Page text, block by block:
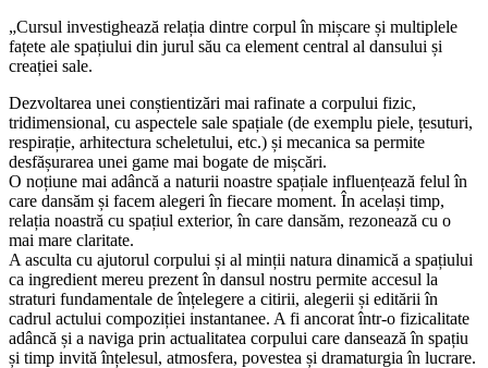
„Cursul investighează relația dintre corpul în mișcare și multiplele
fațete ale spațiului din jurul său ca element central al dansului și
creației sale.
Dezvoltarea unei conștientizări mai rafinate a corpului fizic,
tridimensional, cu aspectele sale spațiale (de exemplu piele, țesuturi,
respirație, arhitectura scheletului, etc.) și mecanica sa permite
desfășurarea unei game mai bogate de mișcări.
O noțiune mai adâncă a naturii noastre spațiale influențează felul în
care dansăm și facem alegeri în fiecare moment. În același timp,
relația noastră cu spațiul exterior, în care dansăm, rezonează cu o
mai mare claritate.
A asculta cu ajutorul corpului și al minții natura dinamică a spațiului
ca ingredient mereu prezent în dansul nostru permite accesul la
straturi fundamentale de înțelegere a citirii, alegerii și editării în
cadrul actului compoziției instantanee. A fi ancorat într-o fizicalitate
adâncă și a naviga prin actualitatea corpului care dansează în spațiu
și timp invită înțelesul, atmosfera, povestea și dramaturgia în lucrare.